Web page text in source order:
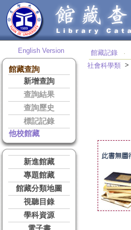
English Version
館藏查詢
新增查詢
查詢結果
查詢歷史
標記記錄
他校館藏
新進館藏
專題館藏
館藏分類地圖
視聽目錄
學科資源
館藏記錄 ‧
社會科學類 >